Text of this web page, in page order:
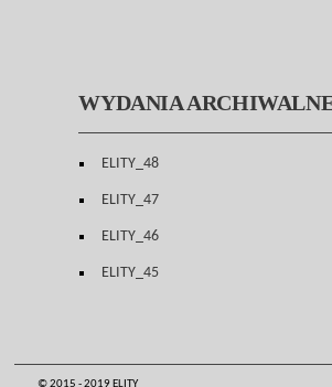
WYDANIA
ELITY_48
ELITY_47
ELITY_46
ELITY_45